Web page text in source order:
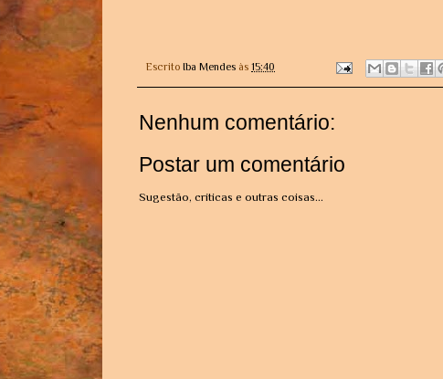
Escrito Iba Mendes às 15:40
Nenhum comentário:
Postar um comentário
Sugestão, críticas e outras coisas...